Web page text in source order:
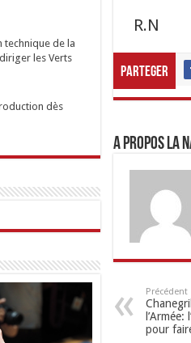
R.N
Parteger
A propos LA
Précédent
pour
technique de la
les Verts
dès